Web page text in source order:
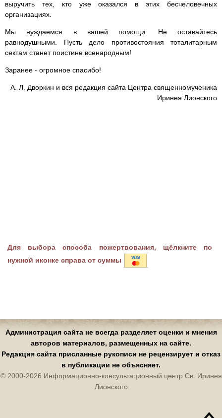
выручить тех, кто уже оказался в этих бесчеловечных
организациях.
Мы нуждаемся в вашей помощи. Не оставайтесь
равнодушными. Пусть дело противостояния тоталитарным
сектам станет поистине всенародным!
Заранее - огромное спасибо!
А. Л. Дворкин и вся редакция сайта Центра священномученика
Иринея Лионского
Для выбора способа пожертвования, щёлкните по
нужной иконке справа от суммы
Администрация сайта не всегда разделяет оценки и мнения
авторов материалов, размещенных на сайте.
Редакция сайта присланные рукописи не рецензирует и отказ
в публикации не объясняет.
© 2000-2026 Информационно-консультационный центр Св. Иринея
Лионского